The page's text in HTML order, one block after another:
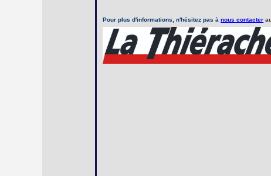
Pour plus d'informations, n'hésitez pas ànous contacter